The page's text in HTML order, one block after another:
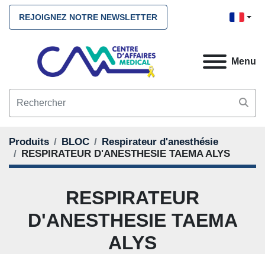
REJOIGNEZ NOTRE NEWSLETTER
Menu
Produits BLOC
Respirateur d'anesthésie
RESPIRATEUR D'ANESTHESIE TAEMA ALYS
RESPIRATEUR
D'ANESTHESIE TAEMA
ALYS